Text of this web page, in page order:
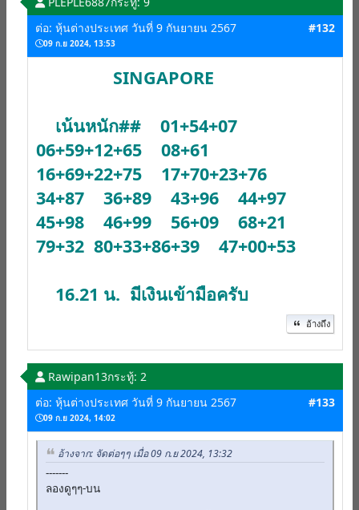
ต่อ: หุ้นต่างประเทศ วันที่ 9 กันยายน 2567
09 ก.ย 2024, 13:53
#132
SINGAPORE
เน้นหนัก## 01+54+07
06+59+12+65 08+61
16+69+22+75 17+70+23+76
34+87 36+89 43+96 44+97
45+98 46+99 56+09 68+21
79+32 80+33+86+39 47+00+53
16.21 น. มีเงินเข้ามือครับ
อ้างถึง
Rawipan13กระทู้: 2
ต่อ: หุ้นต่างประเทศ วันที่ 9 กันยายน 2567
09 ก.ย 2024, 14:02
#133
อ้างจาก: จัดต่อๆๆ เมื่อ 09 ก.ย 2024, 13:32
-------
ลองดูๆๆ-บน